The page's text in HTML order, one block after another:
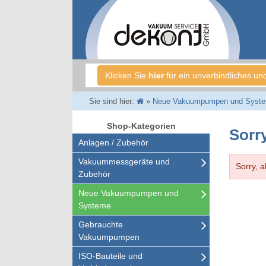
Klicken Sie hierfür ein unverbindliches
Sie sind hier: » Neue Vakuumpumpen und
Shop-Kategorien
Anlagen / Zubehör
Vakuummessgeräte und
Zubehör
Neue Vakuumpumpen und
Systeme
Gebrauchte
Vakuumpumpen
ISO-Bauteile und
Sorry,